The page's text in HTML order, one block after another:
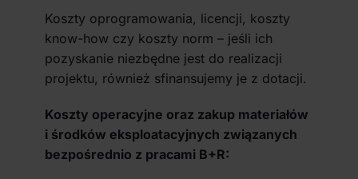
Koszty oprogramowania, licencji, koszty
know-how czy koszty norm – jeśli ich
pozyskanie niezbędne jest do realizacji
projektu, również sfinansujemy je z dotacji.
Koszty operacyjne oraz zakup materiałów
i środków eksploatacyjnych związanych
bezpośrednio z pracami B+R: